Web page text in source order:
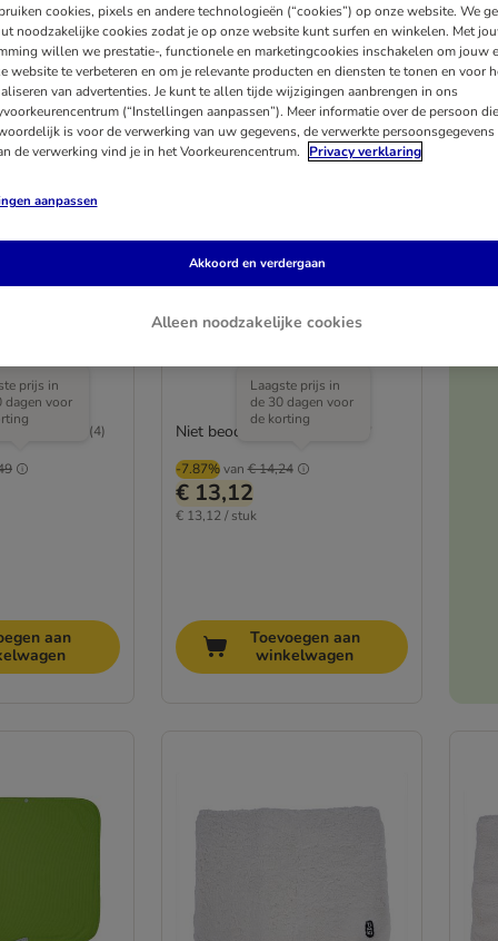
prijs in
dagen voor
(4)
aan
Beeztees Sprinklermat Stay
Cool, blauw
Ø 100 x H 5 cm
-7.87% van € 14,24
Laagste prijs in
de 30 dagen voor
de korting
€ 13,12
€ 13,12 / stuk
Niet beoordeeld
Toevoegen aan
winkelwagen
cookies, pixels en andere technologieën (“cookies”) op onze website. We
noodzakelijke cookies zodat je op onze website kunt surfen en winkelen. Met
willen we prestatie-, functionele en marketingcookies inschakelen om jouw
website te verbeteren en om je relevante producten en diensten te tonen en voor
van advertenties. Je kunt te allen tijde wijzigingen aanbrengen in ons
(“Instellingen aanpassen”). Meer informatie over de persoon die
is voor de verwerking van uw gegevens, de verwerkte persoonsgegevens
de verwerking vind je in het Voorkeurencentrum.
Privacy verklaring
aanpassen
Alleen noodzakelijke cookies
Akkoord en verdergaan